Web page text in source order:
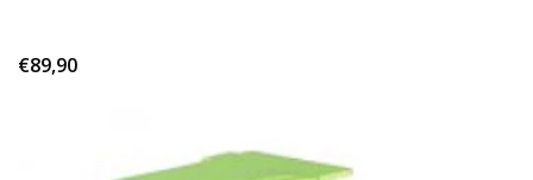
€89,90